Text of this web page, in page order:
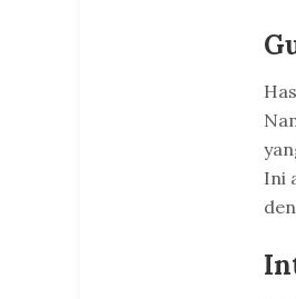
Ini